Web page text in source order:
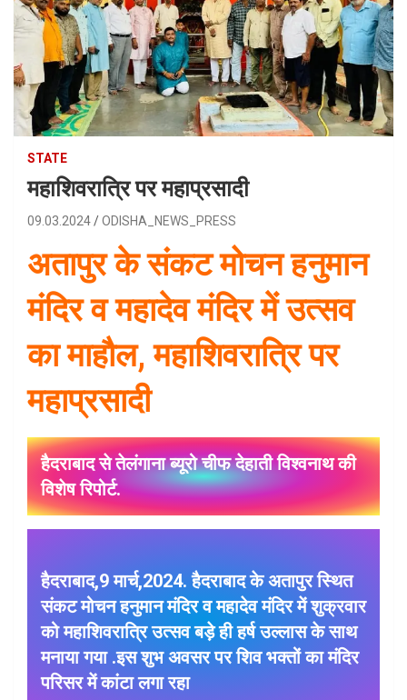
STATE
महाशिवरात्रि पर महाप्रसादी
09.03.2024 ODISHA_NEWS_PRESS
अतापुर के संकट मोचन हनुमान
मंदिर व महादेव मंदिर में उत्सव
का माहौल, महाशिवरात्रि पर
महाप्रसादी
हैदराबाद से तेलंगाना ब्यूरो चीफ देहाती विश्वनाथ की
विशेष रिपोर्ट.
हैदराबाद,9 मार्च,2024. हैदराबाद के अतापुर स्थित
संकट मोचन हनुमान मंदिर व महादेव मंदिर में शुक्रवार
को महाशिवरात्रि उत्सव बड़े ही हर्ष उल्लास के साथ
मनाया गया .इस शुभ अवसर पर शिव भक्तों का मंदिर
परिसर में कांटा लगा रहा